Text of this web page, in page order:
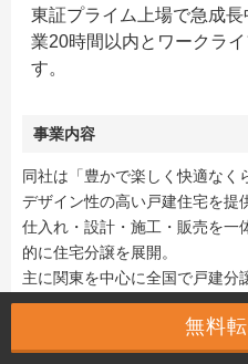
東証プライム上場で急成
業20時間以内とワークラ
す。
事業内容
同社は「豊かで楽しく快適なく
デザイン性の高い戸建住宅を提
仕入れ・設計・施工・販売を一
的に住宅分譲を展開。
主に関東を中心に全国で戸建分
行っている。
勤務地
無料